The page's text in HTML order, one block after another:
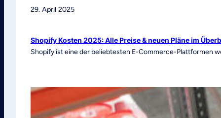
29. April 2025
Shopify Kosten 2025: Alle Preise & neuen Pläne im
Shopify ist eine der beliebtesten E-Commerce-Plattformen